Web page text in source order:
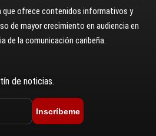
ofrece contenidos informativos y
de mayor crecimiento en audiencia en
de la comunicación caribeña.
de noticias.
Inscríbeme